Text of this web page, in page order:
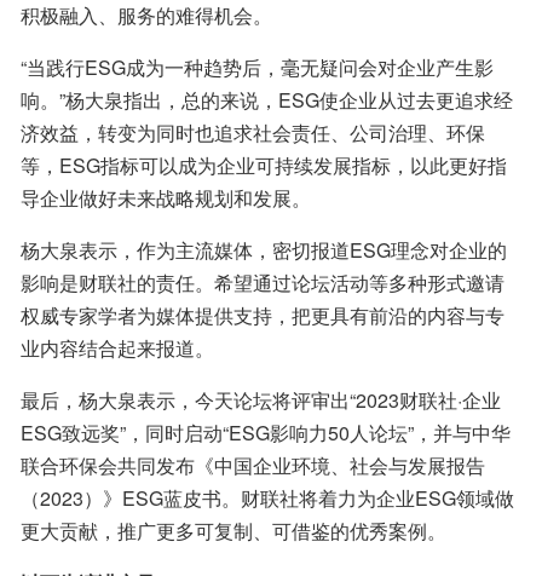
积极融入、服务的难得机会。
“当践行ESG成为一种趋势后，毫无疑问会对企业产生影
响。”杨大泉指出，总的来说，ESG使企业从过去更追求经
济效益，转变为同时也追求社会责任、公司治理、环保
等，ESG指标可以成为企业可持续发展指标，以此更好指
导企业做好未来战略规划和发展。
杨大泉表示，作为主流媒体，密切报道ESG理念对企业的
影响是财联社的责任。希望通过论坛活动等多种形式邀请
权威专家学者为媒体提供支持，把更具有前沿的内容与专
业内容结合起来报道。
最后，杨大泉表示，今天论坛将评审出“2023财联社·企业
ESG致远奖”，同时启动“ESG影响力50人论坛”，并与中华
联合环保会共同发布《中国企业环境、社会与发展报告
（2023）》ESG蓝皮书。财联社将着力为企业ESG领域做
更大贡献，推广更多可复制、可借鉴的优秀案例。